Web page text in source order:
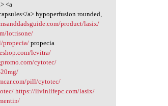
<a
a> hypoperfusion rounded,
product/lasix/
lotrisone/
propecia/propecia
levitra/
cytotec/
pill/cytotec/
https://livinlifepc.com/lasix/